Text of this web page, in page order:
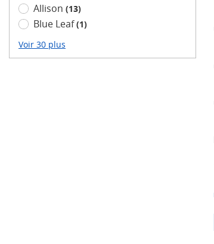
Allison (13)
Blue Leaf(1)
Voir 30 plus